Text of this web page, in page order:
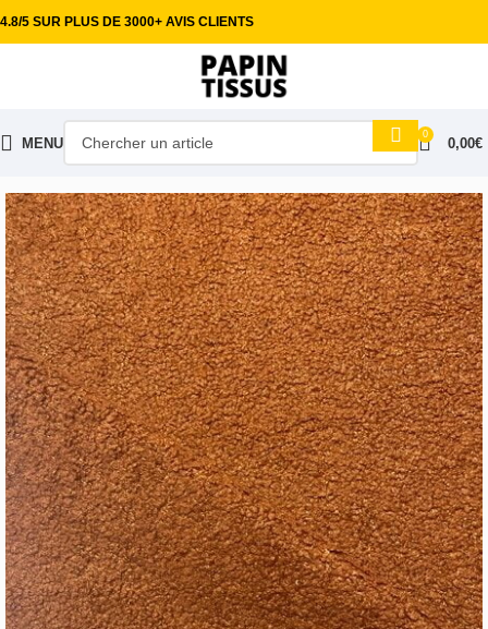
4.8/5 SUR PLUS DE 3000+ AVIS CLIENTS
MENU
0
0,00€